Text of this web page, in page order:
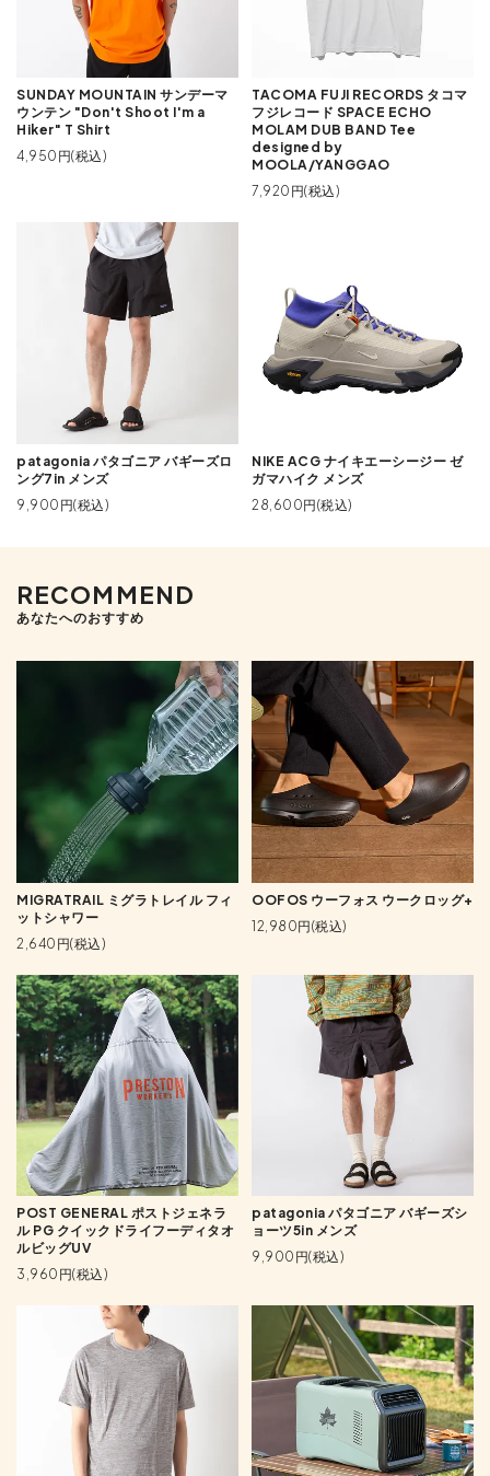
SUNDAY MOUNTAIN サンデーマ
ウンテン "Don't Shoot I'm a
Hiker" T Shirt
4,950円(税込)
TACOMA FUJI RECORDS タコマ
フジレコード SPACE ECHO
MOLAM DUB BAND Tee
designed by
MOOLA/YANGGAO
7,920円(税込)
patagonia パタゴニア バギーズロ
ング7in メンズ
9,900円(税込)
NIKE ACG ナイキエーシージー ゼ
ガマハイク メンズ
28,600円(税込)
RECOMMEND
あなたへのおすすめ
MIGRATRAIL ミグラトレイル フィ
ットシャワー
2,640円(税込)
OOFOS ウーフォス ウークロッグ+
12,980円(税込)
POST GENERAL ポストジェネラ
ル PG クイックドライフーディタオ
ルビッグUV
3,960円(税込)
patagonia パタゴニア バギーズシ
ョーツ5in メンズ
9,900円(税込)